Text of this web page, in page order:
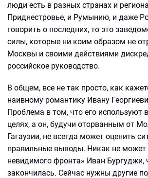
люди есть в разных странах и
Приднестровье, и Румынию, и даже
говорить о последних, то это
силы, которые ни коим образом не
Москвы и своими действиями
российское руководство.
В общем, все не так просто, как
наивному романтику Ивану
Проблема в том, что его используют
целях, а он, будучи оторванным от
Гагаузии, не всегда может оценить
правильные выводы. Никак не может
невидимого фронта» Иван Бургуджи,
закончилась. Сейчас нужны другие